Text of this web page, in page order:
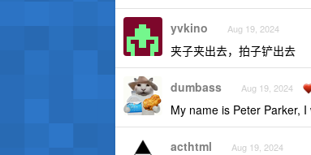
yvkino Aug 19, 2024
夹子夹出去，拍子铲出去
dumbass Aug 19, 2024
My name is Peter Parker,
acthtml Aug 19, 2024